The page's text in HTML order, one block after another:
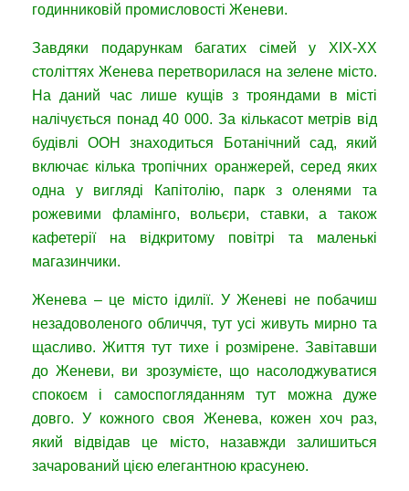
годинниковій промисловості Женеви.
Завдяки подарункам багатих сімей у XIX-XX
століттях Женева перетворилася на зелене місто.
На даний час лише кущів з трояндами в місті
налічується понад 40 000. За кількасот метрів від
будівлі ООН знаходиться Ботанічний сад, який
включає кілька тропічних оранжерей, серед яких
одна у вигляді Капітолію, парк з оленями та
рожевими фламінго, вольєри, ставки, а також
кафетерії на відкритому повітрі та маленькі
магазинчики.
Женева – це місто ідилії. У Женеві не побачиш
незадоволеного обличчя, тут усі живуть мирно та
щасливо. Життя тут тихе і розмірене. Завітавши
до Женеви, ви зрозумієте, що насолоджуватися
спокоєм і самоспогляданням тут можна дуже
довго. У кожного своя Женева, кожен хоч раз,
який відвідав це місто, назавжди залишиться
зачарований цією елегантною красунею.